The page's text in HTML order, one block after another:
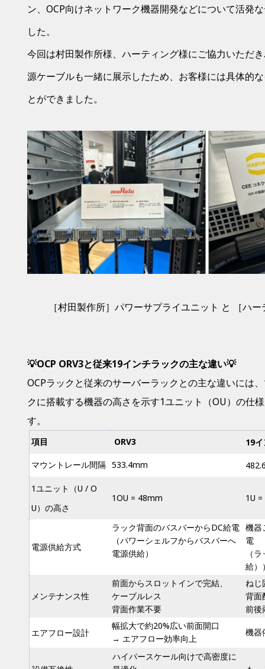
ン、OCP向けネットワーク機器開発などについて活発
した。
今回は村田製作所様、ハーティング様にご協力いただ
源ケーブルも一緒に展示したため、お客様には具体的
とができました。
［村田製作所］パワーサプライユニット と ［ハ
💡OCP ORV3と従来19インチラックの主な違い💡
OCPラックと従来のサーバーラックとの主な違いには
クに搭載する機器の高さを示す1ユニット（OU）の仕
す。
項目 ORV3
19
マウントレール間隔 533.4mm
1ユニット（U / O
U）の高さ
1OU = 48mm 1U
電源供給方式
ラック背面のバスバーからDC給電
（パワーシェルフからバスバーへ
電源供給）
機器
電
（
給）
メンテナンス性
前面からスロットインで完結、
ケーブルレス
背面作業不要
ねじ
背面
前後
エアフロー設計
幅拡大で約20%広い前面開口
→ エアフロー効率向上
機器
ハイパースケール向けで高密度に